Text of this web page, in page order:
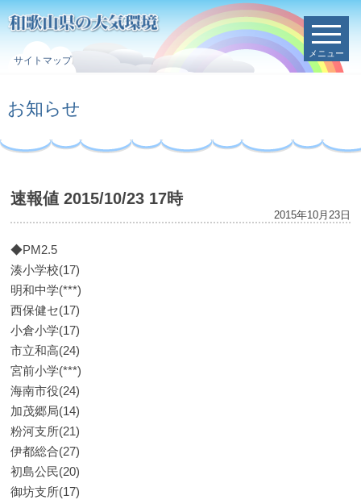
サイトマップ
メニュー
お知らせ
速報値 2015/10/23 17時
2015年10月23日
◆PM2.5
湊小学校(17)
明和中学(***)
西保健セ(17)
小倉小学(17)
市立和高(24)
宮前小学(***)
海南市役(24)
加茂郷局(14)
粉河支所(21)
伊都総合(27)
初島公民(20)
御坊支所(17)